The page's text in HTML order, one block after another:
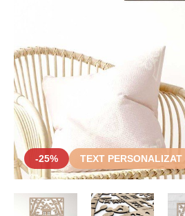
-25% TEXT PERSONALIZAT